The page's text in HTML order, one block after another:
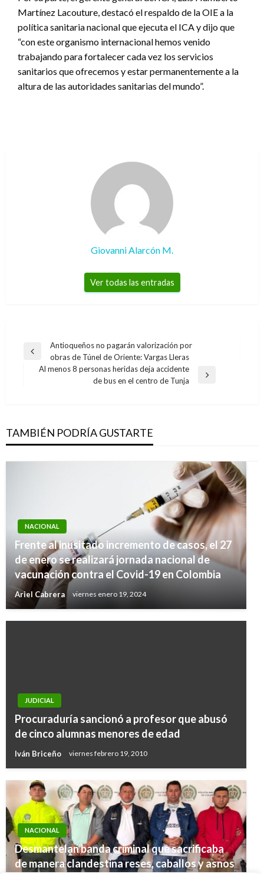
Martínez Lacouture, destacó el respaldo de la OIE a la
política sanitaria nacional que ejecuta el ICA y dijo que
“con este organismo internacional hemos venido
trabajando para fortalecer cada vez los servicios
sanitarios que ofrecemos y estar permanentemente a la
altura de las autoridades sanitarias del mundo”.
Giovanni Alarcón M.
Ver todas las entradas
Navegación
Entrada
anterior
Antioqueños no pagarán valorización por
obras de Túnel de Oriente: Vargas Lleras
Al menos 8 personas heridas deja accidente
de bus en el centro de Tunja
TAMBIÉN PODRÍA GUSTARTE
NACIONAL
Frente al inusitado incremento de casos, el 27
de enero se realizará jornada nacional de
vacunación contra el Covid-19 en Colombia
Ariel Cabrera viernes enero 19, 2024
JUDICIAL
Procuraduría sancionó a profesor que abusó
de cinco alumnas menores de edad
Iván Briceño viernes febrero 19, 2010
NACIONAL
Desmantelan banda criminal que sacrificaba
de manera clandestina reses, caballos y asnos
NACIONAL